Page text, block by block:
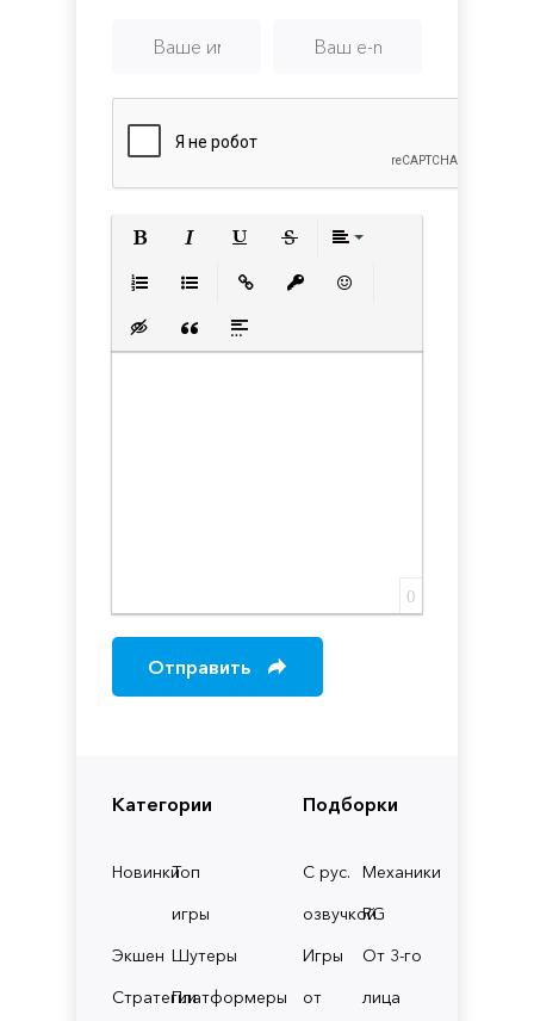
Категории
НовинкиТоп
игры
Экшен Шутеры
СтратегииПлатформеры
Подборки
С рус.
озвучкой
Механики
RG
Игры
от
От 3-го
лица
Вставка скрытого текста
Вставка цитаты
Вставка спойлера
0
Отправить